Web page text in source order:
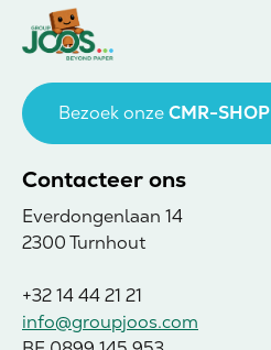
Bezoek onzeCMR-SHOP
Contacteer ons
Everdongenlaan 14
2300 Turnhout
+32 14 44 21 21
info@groupjoos.com